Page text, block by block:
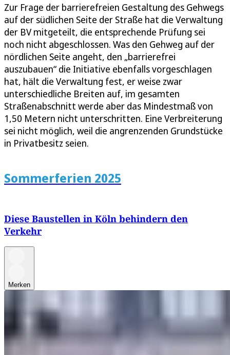
Zur Frage der barrierefreien Gestaltung des Gehwegs
auf der südlichen Seite der Straße hat die Verwaltung
der BV mitgeteilt, die entsprechende Prüfung sei
noch nicht abgeschlossen. Was den Gehweg auf der
nördlichen Seite angeht, den „barrierefrei
auszubauen“ die Initiative ebenfalls vorgeschlagen
hat, hält die Verwaltung fest, er weise zwar
unterschiedliche Breiten auf, im gesamten
Straßenabschnitt werde aber das Mindestmaß von
1,50 Metern nicht unterschritten. Eine Verbreiterung
sei nicht möglich, weil die angrenzenden Grundstücke
in Privatbesitz seien.
Sommerferien 2025
Diese Baustellen in Köln behindern den
Verkehr
Merken